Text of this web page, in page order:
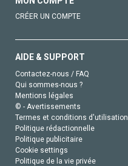
CRÉER UN COMPTE
AIDE & SUPPORT
Contactez-nous / FAQ
Qui sommes-nous ?
Mentions légales
© - Avertissements
Termes et conditions d'utilisation
Politique rédactionnelle
Politique publicitaire
Cookie settings
Politique de la vie privée